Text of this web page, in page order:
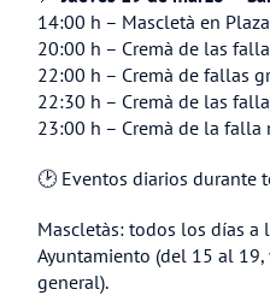
14:00 h – Mascletà en
20:00 h – Cremà de las
22:00 h – Cremà de fallas
22:30 h – Cremà de las
23:00 h – Cremà de la
🕑 Eventos diarios durante
Mascletàs: todos los días a
Ayuntamiento (del 15 al
general).